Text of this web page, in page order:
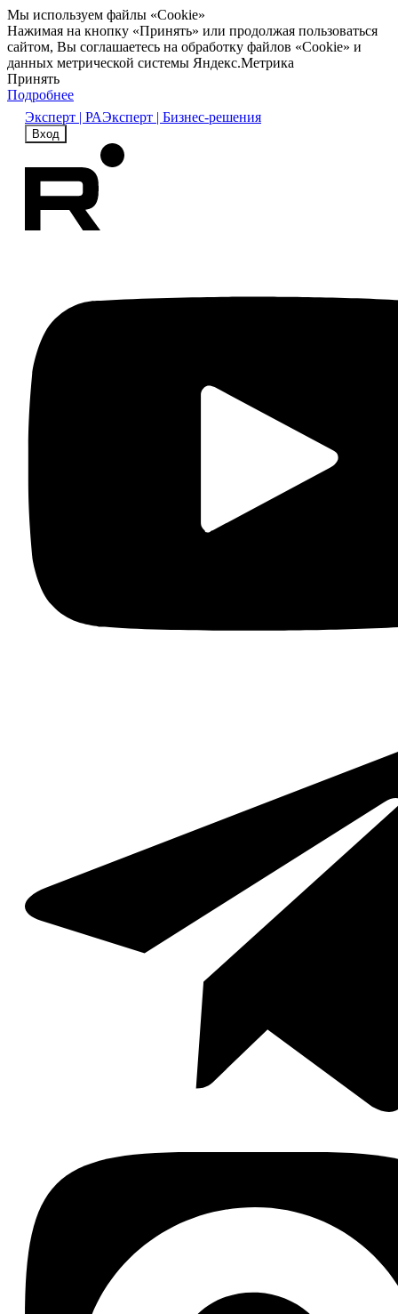
Мы используем файлы «Cookie»
Нажимая на кнопку «Принять» или продолжая пользоваться
сайтом, Вы соглашаетесь на обработку файлов «Cookie» и
данных метрической системы Яндекс.Метрика
Принять
Подробнее
Эксперт | РАЭксперт | Бизнес-решения
Вход